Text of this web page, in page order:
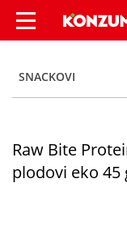
Raw
SNACKOVI
Raw Bite
plodovi eko 45